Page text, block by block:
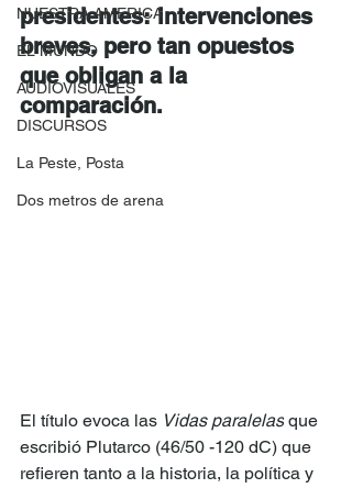
NUESTRA AMERICA
EL MUNDO
AUDIOVISUALES
DISCURSOS
La Peste, Posta
Dos metros de arena
presidentes: intervenciones
breves, pero tan opuestos
que obligan a la
comparación.
El título evoca las Vidas paralelas que
escribió Plutarco (46/50 -120 dC) que
refieren tanto a la historia, la política y